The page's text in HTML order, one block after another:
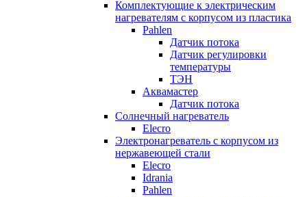
Комплектующие к электрическим
нагревателям с корпусом из пластика
Pahlen
Датчик потока
Датчик регулировки
температуры
ТЭН
Аквамастер
Датчик потока
Солнечный нагреватель
Elecro
Электронагреватель с корпусом из
нержавеющей стали
Elecro
Idrania
Pahlen